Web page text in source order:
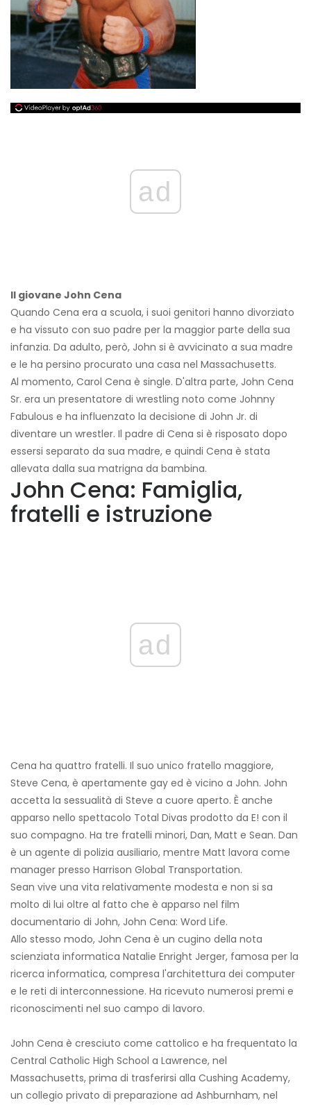
ad
Il giovane John Cena
Quando Cena era a scuola, i suoi genitori hanno divorziato
e ha vissuto con suo padre per la maggior parte della sua
infanzia. Da adulto, però, John si è avvicinato a sua madre
e le ha persino procurato una casa nel Massachusetts.
Al momento, Carol Cena è single. D'altra parte, John Cena
Sr. era un presentatore di wrestling noto come Johnny
Fabulous e ha influenzato la decisione di John Jr. di
diventare un wrestler. Il padre di Cena si è risposato dopo
essersi separato da sua madre, e quindi Cena è stata
allevata dalla sua matrigna da bambina.
John Cena: Famiglia,
fratelli e istruzione
ad
Cena ha quattro fratelli. Il suo unico fratello maggiore,
Steve Cena, è apertamente gay ed è vicino a John. John
accetta la sessualità di Steve a cuore aperto. È anche
apparso nello spettacolo Total Divas prodotto da E! con il
suo compagno. Ha tre fratelli minori, Dan, Matt e Sean. Dan
è un agente di polizia ausiliario, mentre Matt lavora come
manager presso Harrison Global Transportation.
Sean vive una vita relativamente modesta e non si sa
molto di lui oltre al fatto che è apparso nel film
documentario di John, John Cena: Word Life.
Allo stesso modo, John Cena è un cugino della nota
scienziata informatica Natalie Enright Jerger, famosa per la
ricerca informatica, compresa l'architettura dei computer
e le reti di interconnessione. Ha ricevuto numerosi premi e
riconoscimenti nel suo campo di lavoro.
John Cena è cresciuto come cattolico e ha frequentato la
Central Catholic High School a Lawrence, nel
Massachusetts, prima di trasferirsi alla Cushing Academy,
un collegio privato di preparazione ad Ashburnham, nel